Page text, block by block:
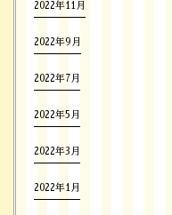
2022年11月
2022年9月
2022年7月
2022年5月
2022年3月
2022年1月